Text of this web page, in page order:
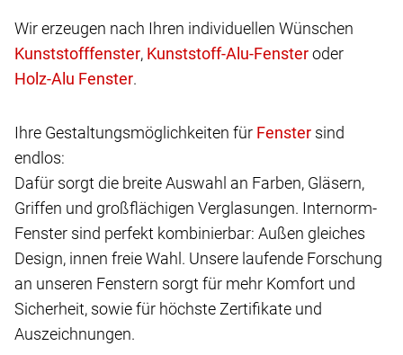
Wir erzeugen nach Ihren individuellen Wünschen
,
oder
.
Ihre Gestaltungsmöglichkeiten für
sind
endlos:
Dafür sorgt die breite Auswahl an Farben, Gläsern,
Griffen und großflächigen Verglasungen. Internorm-
Fenster sind perfekt kombinierbar: Außen gleiches
Design, innen freie Wahl. Unsere laufende Forschung
an unseren Fenstern sorgt für mehr Komfort und
Sicherheit, sowie für höchste Zertifikate und
Auszeichnungen.